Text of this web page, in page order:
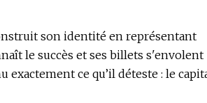
son identité en représentant
le succès et ses billets s'envolent
exactement ce qu’il déteste : le